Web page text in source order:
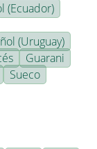
(Ecuador)
(Uruguay)
Guarani
Sueco